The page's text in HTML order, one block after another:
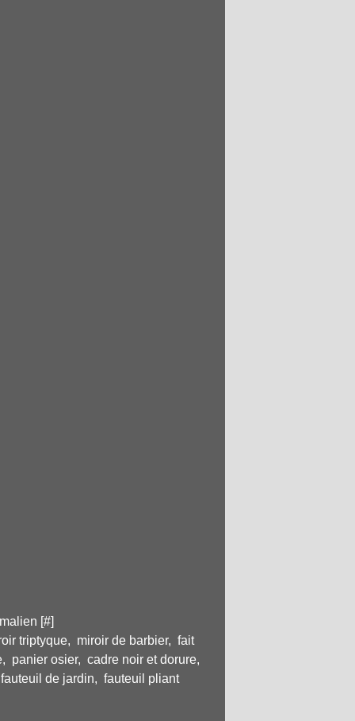
[#]
triptyque, miroir de barbier, fait
, panier osier, cadre noir et dorure,
fauteuil de jardin, fauteuil pliant